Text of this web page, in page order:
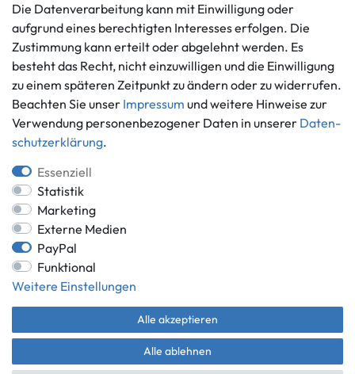
Vertrag widerrufen
Informationen
Ankauf
Über uns
Häufig gestellte Fragen
Zahlung und Versand
Batterieentsorgung
Zahlungsmöglichkeiten
*Alle Preise inkl. gesetzlicher MwSt.,
** gilt für Lieferungen innerhalb Deutschlands, Lieferzeiten für andere
Länder entnehmen Sie bitte der Schaltfläche mit den
Versandinformationen.
© Game World 2026 | Alle Rechte vorbehalten.
Die Datenverarbeitung kann mit Einwilligung oder
aufgrund eines berechtigten Interesses erfolgen. Die
Zustimmung kann erteilt oder abgelehnt werden. Es
besteht das Recht, nicht einzuwilligen und die Einwilligung
zu einem späteren Zeitpunkt zu ändern oder zu widerrufen.
Beachten Sie unser Impressum und weitere Hinweise zur
Verwendung personenbezogener Daten in unserer Daten­
schutz­erklärung.
Essenziell
Statistik
Marketing
Externe Medien
PayPal
Funktional
Weitere Einstellungen
Alle akzeptieren
Alle ablehnen